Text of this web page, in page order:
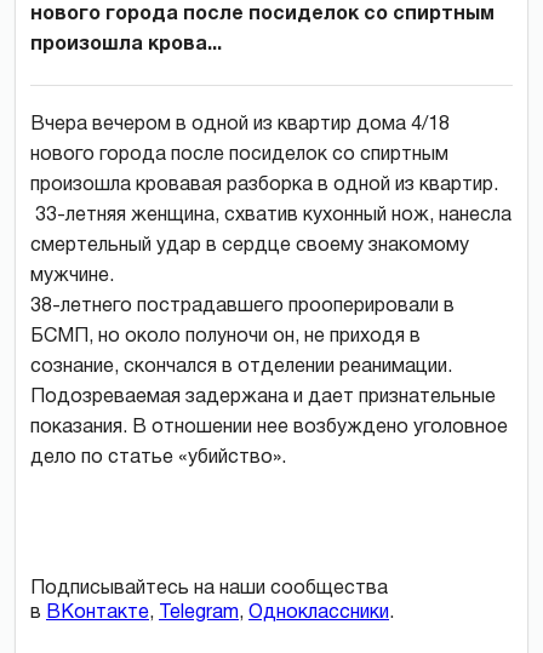
нового города после посиделок со спиртным
произошла крова...
Вчера вечером в одной из квартир дома 4/18
нового города после посиделок со спиртным
произошла кровавая разборка в одной из квартир.
33-летняя женщина, схватив кухонный нож, нанесла
смертельный удар в сердце своему знакомому
мужчине.
38-летнего пострадавшего прооперировали в
БСМП, но около полуночи он, не приходя в
сознание, скончался в отделении реанимации.
Подозреваемая задержана и дает признательные
показания. В отношении нее возбуждено уголовное
дело по статье «убийство».
Подписывайтесь на наши сообщества
в ВКонтакте, Telegram, Одноклассники.